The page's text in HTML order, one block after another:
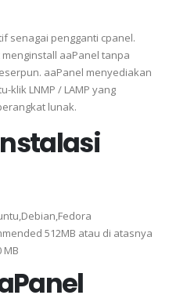
senagai pengganti cpanel.
aaPanel tanpa
aaPanel menyediakan
klik LNMP / LAMP yang
lunak.
512MB atau di atasnya
MB